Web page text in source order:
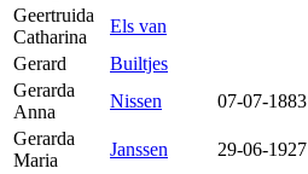
Geertruida
Catharina
Els van
Gerard
Builtjes
Gerarda
Anna
Nissen 07-07-1883
Gerarda
Maria
Janssen 29-06-1927